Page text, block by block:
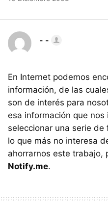
- -
En Internet podemos
información, de las
son de interés para
esa información que
seleccionar una serie
lo que más no interesa
ahorrarnos este trabajo,
Notify.me.